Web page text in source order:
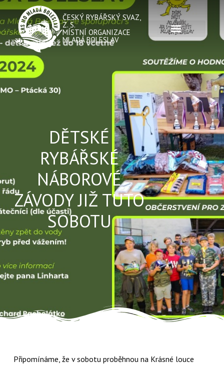
ČESKÝ RYBÁŘSKÝ SVAZ,
Z. S.
MÍSTNÍ ORGANIZACE
MLADÁ BOLESLAV
DĚTSKÉ
RYBÁŘSKÉ
NÁBOROVÉ
ZÁVODY JIŽ TUTO
SOBOTU
Připomínáme, že v sobotu proběhnou na Krásné louce